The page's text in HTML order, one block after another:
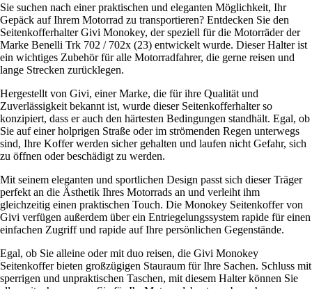
Sie suchen nach einer praktischen und eleganten Möglichkeit, Ihr
Gepäck auf Ihrem Motorrad zu transportieren? Entdecken Sie den
Seitenkofferhalter Givi Monokey, der speziell für die Motorräder der
Marke Benelli Trk 702 / 702x (23) entwickelt wurde. Dieser Halter ist
ein wichtiges Zubehör für alle Motorradfahrer, die gerne reisen und
lange Strecken zurücklegen.
Hergestellt von Givi, einer Marke, die für ihre Qualität und
Zuverlässigkeit bekannt ist, wurde dieser Seitenkofferhalter so
konzipiert, dass er auch den härtesten Bedingungen standhält. Egal, ob
Sie auf einer holprigen Straße oder im strömenden Regen unterwegs
sind, Ihre Koffer werden sicher gehalten und laufen nicht Gefahr, sich
zu öffnen oder beschädigt zu werden.
Mit seinem eleganten und sportlichen Design passt sich dieser Träger
perfekt an die Ästhetik Ihres Motorrads an und verleiht ihm
gleichzeitig einen praktischen Touch. Die Monokey Seitenkoffer von
Givi verfügen außerdem über ein Entriegelungssystem rapide für einen
einfachen Zugriff und rapide auf Ihre persönlichen Gegenstände.
Egal, ob Sie alleine oder mit duo reisen, die Givi Monokey
Seitenkoffer bieten großzügigen Stauraum für Ihre Sachen. Schluss mit
sperrigen und unpraktischen Taschen, mit diesem Halter können Sie